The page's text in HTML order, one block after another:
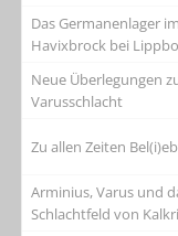
Das Germanenlager im
Havixbrock bei
Neue Überlegungen
Varusschlacht
Zu allen Zeiten
Arminius, Varus und
Schlachtfeld von